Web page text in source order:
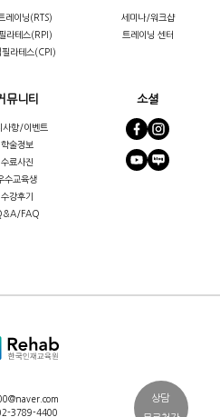
레이닝(RTS)
라테스(RPI)
필라테스(CPI)
세미나/워크샵
트레이닝 센터
뮤니티
사항/이벤트
학술정보
수료사진
수교육생
수강후기
FAQ
소셜
3789-4400
상담